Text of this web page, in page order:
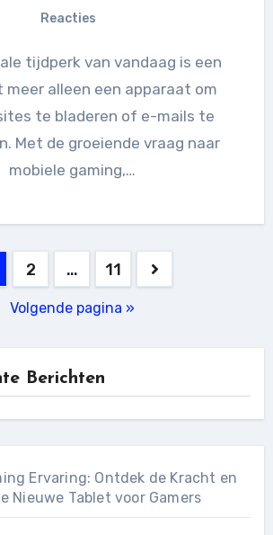
Reacties
alleen een apparaat om
te bladeren of e-mails te
Met de groeiende vraag naar
mobiele gaming,…
2 … 11
Volgende pagina »
Berichten
Ervaring: Ontdek de Kracht en
Nieuwe Tablet voor Gamers